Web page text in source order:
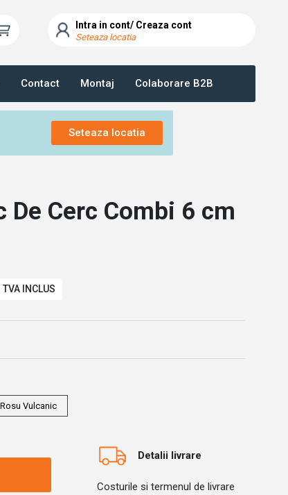
Intra in cont/ Creaza cont
Seteaza locatia
Contact Montaj Colaborare B2B
Seteaza locatia
De Cerc Combi 6 cm
TVA INCLUS
Rosu Vulcanic
Detalii livrare
Costurile si termenul de livrare